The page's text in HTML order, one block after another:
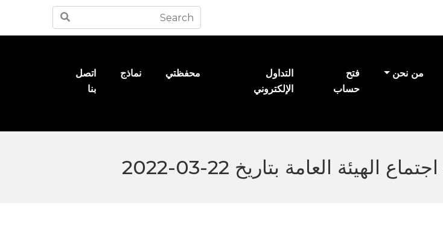
من نحن
فتح
حساب
التداول
الإلكتروني
محفظتي نماذج
اتصل
بنا